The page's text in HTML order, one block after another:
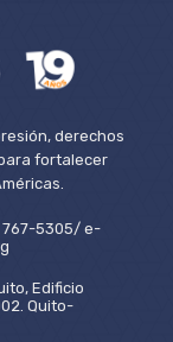
derechos
fortalecer
767-5305/ e-
Edificio
Quito-